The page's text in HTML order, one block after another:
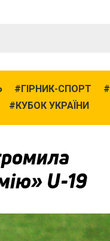
ГІРНИК-СПОРТ
КУБОК УКРАЇНИ
U-19